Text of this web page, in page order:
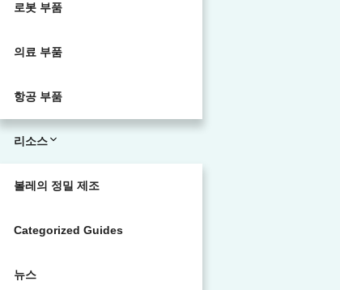
로봇 부품
의료 부품
항공 부품
리소스
볼레의 정밀 제조
Categorized Guides
뉴스